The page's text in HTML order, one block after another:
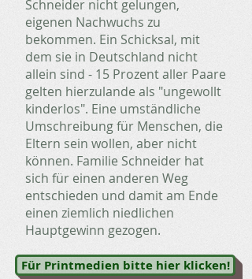
Schneider nicht gelungen,
eigenen Nachwuchs zu
bekommen. Ein Schicksal, mit
dem sie in Deutschland nicht
allein sind - 15 Prozent aller Paare
gelten hierzulande als "ungewollt
kinderlos". Eine umständliche
Umschreibung für Menschen, die
Eltern sein wollen, aber nicht
können. Familie Schneider hat
sich für einen anderen Weg
entschieden und damit am Ende
einen ziemlich niedlichen
Hauptgewinn gezogen.
Für Printmedien bitte hier klicken!